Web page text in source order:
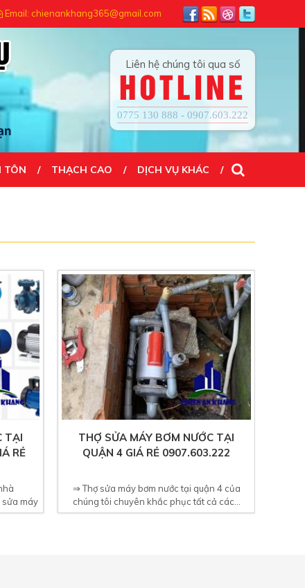
NÊN THÀNH CÔNG...! ĐẾN VỚI CHÚNG TÔI QUÝ KHÁCH HÀI LÒNG
Email: chienankhang365@gmail.com
Liên hệ chúng tôi qua số
HOTLINE
0775 130 888 - 0907.603.222
TÔN THẠCH CAO DỊCH VỤ KHÁC
TẠI
RẺ
sửa máy
THỢ SỬA MÁY BƠM NƯỚC TẠI
QUẬN 4 GIÁ RẺ 0907.603.222
⇒ Thợ sửa máy bơm nước tại quận 4 của
chúng tôi chuyên khắc phục tất cả các...